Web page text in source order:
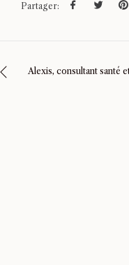
Partager:
Alexis, consultant santé